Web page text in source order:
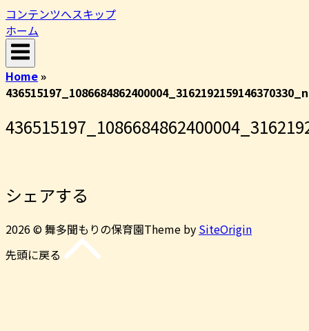
コンテンツへスキップ
ホーム
Home»
436515197_1086684862400004_3162192159146370330_n
シェアする
2026 © 舞多聞もりの保育園Theme by SiteOrigin
先頭に戻る